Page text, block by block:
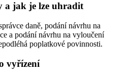
a jak je lze uhradit
daně, podání návrhu na
a podání návrhu na vyloučení
poplatkové povinnosti.
vyřízení